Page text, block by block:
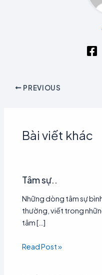
PREVIOUS
Bài viết khác
Tâm sự..
Những dòng tâm sự
thường, viết trong
tâm […]
Read Post »